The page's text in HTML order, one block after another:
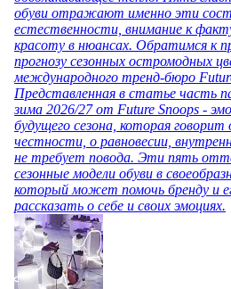
обуви отражают именно эти
естественности, внимание к
красоту в нюансах. Обратимся к
прогнозу сезонных остромодных
международного тренд-бюро
Представленная в статье часть
зима 2026/27 от Future Snoops -
будущего сезона, которая говорит
честности, о равновесии,
не требует повода. Эти пять
сезонные модели обуви в
который может помочь бренду и
рассказать о себе и своих эмоциях.